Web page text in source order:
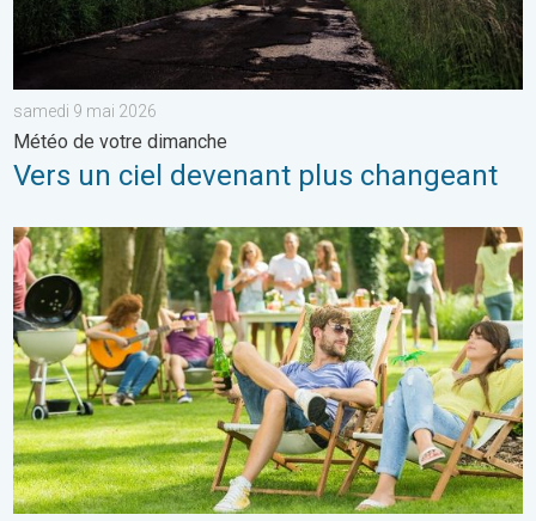
samedi 9 mai 2026
Météo de votre dimanche
Vers un ciel devenant plus changeant
Du froid glacial à une chaleur estivale. Tendance météo à 14